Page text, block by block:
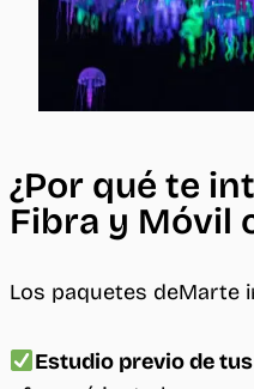
¿Por qué te
Fibra y Móvil
Los paquetes deMarte
Estudio previo de